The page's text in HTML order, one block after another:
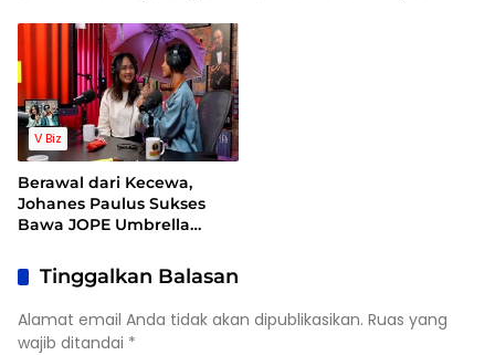
Ketahanan Pangan
V Biz
Berawal dari Kecewa,
Johanes Paulus Sukses
Bawa JOPE Umbrella
Internasional
Tinggalkan Balasan
Alamat email Anda tidak akan dipublikasikan. Ruas yang
wajib ditandai *